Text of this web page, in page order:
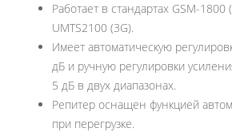
Работает в стандартах GSM-1800
UMTS2100 (3G).
Имеет автоматическую
дБ и ручную регулировки
5 дБ в двух диапазонах.
Репитер оснащен функцией
при перегрузке.